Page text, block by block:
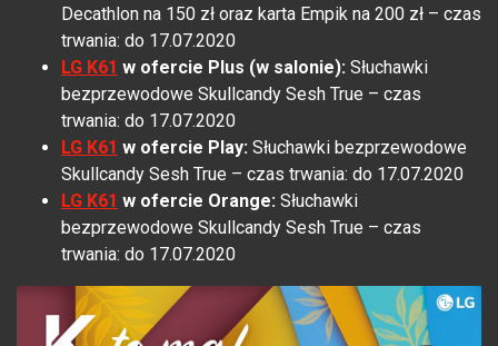
Decathlon na 150 zł oraz karta Empik na 200 zł – czas
trwania: do 17.07.2020
LG K61 w ofercie Plus (w salonie): Słuchawki
bezprzewodowe Skullcandy Sesh True – czas
trwania: do 17.07.2020
LG K61 w ofercie Play: Słuchawki bezprzewodowe
Skullcandy Sesh True – czas trwania: do 17.07.2020
LG K61 w ofercie Orange: Słuchawki
bezprzewodowe Skullcandy Sesh True – czas
trwania: do 17.07.2020